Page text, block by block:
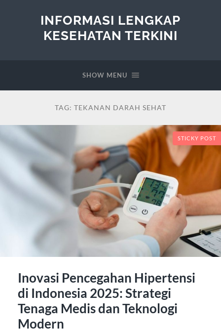
INFORMASI LENGKAP
KESEHATAN TERKINI
SHOW MENU
TAG: TEKANAN DARAH SEHAT
STICKY POST
Inovasi Pencegahan Hipertensi
di Indonesia 2025: Strategi
Tenaga Medis dan Teknologi
Modern